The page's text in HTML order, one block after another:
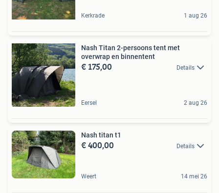
Kerkrade 1 aug 26
Nash Titan 2-persoons tent met
overwrap en binnentent
€ 175,00 Details
Eersel 2 aug 26
Nash titan t1
€ 400,00 Details
Weert 14 mei 26